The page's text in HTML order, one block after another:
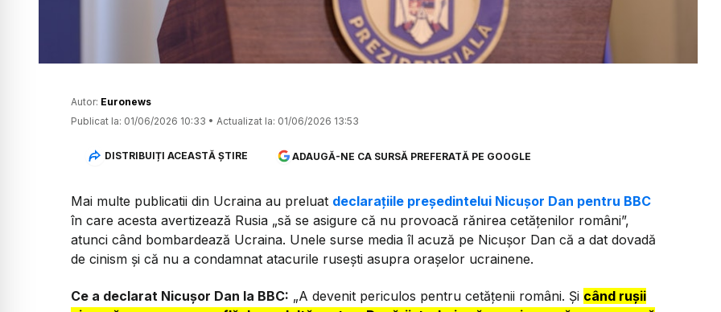
Autor: Euronews
Publicat la: 01/06/2026 10:33 • Actualizat la: 01/06/2026 13:53
DISTRIBUIȚI ACEASTĂ ȘTIRE ADAUGĂ-NE CA SURSĂ PREFERATĂ PE GOOGLE
Mai multe publicatii din Ucraina au preluat declarațiile președintelui Nicușor Dan pentru BBC
în care acesta avertizează Rusia „să se asigure că nu provoacă rănirea cetățenilor români”,
atunci când bombardează Ucraina. Unele surse media îl acuză pe Nicușor Dan că a dat dovadă
de cinism și că nu a condamnat atacurile rusești asupra orașelor ucrainene.
Ce a declarat Nicușor Dan la BBC: „A devenit periculos pentru cetățenii români. Și când rușii